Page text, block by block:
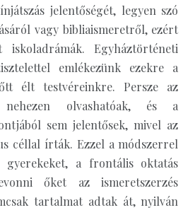
jelentőségét, legyen szó
vagy bibliaismeretről, ezért
Egyháztörténeti
emlékezünk ezekre a
élt testvéreinkre. Persze az
olvashatóak, és a
sem jelentősek, mivel az
céllal írták. Ezzel a módszerrel
gyerekeket, a frontális oktatás
őket az ismeretszerzés
tartalmat adtak át, nyilván